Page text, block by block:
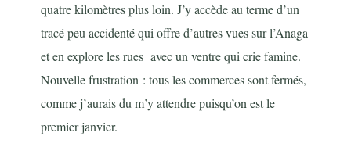
quatre kilomètres plus loin. J’y accède au terme d’un
tracé peu accidenté qui offre d’autres vues sur l’Anaga
et en explore les rues avec un ventre qui crie famine.
Nouvelle frustration : tous les commerces sont fermés,
comme j’aurais du m’y attendre puisqu’on est le
premier janvier.